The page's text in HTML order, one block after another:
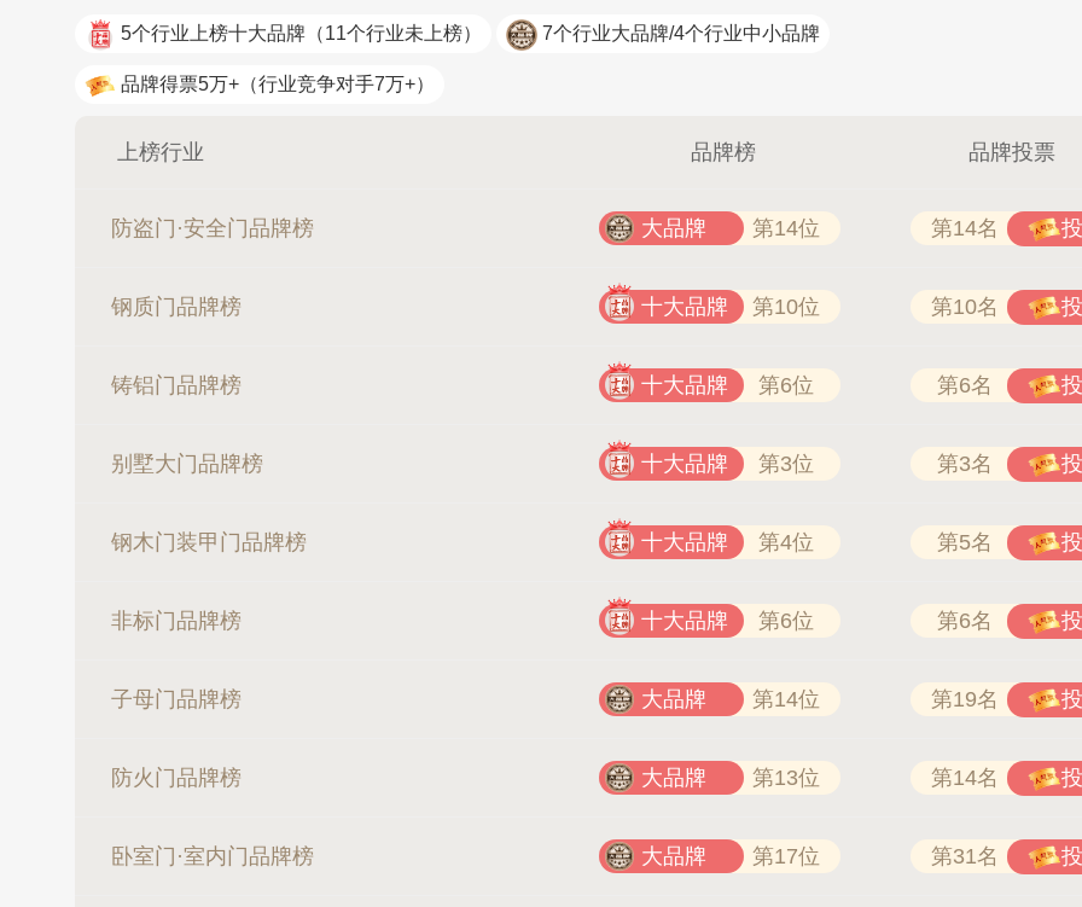
5个行业上榜十大品牌 （11个行业未上榜） 7个行业大品牌/4个行业中小品牌
品牌得票5万+ （行业竞争对手7万+）
上榜行业 品牌榜 品牌投票
防盗门·安全门品牌榜 大品牌 第14位 第14名
钢质门品牌榜 十大品牌 第10位 第10名
铸铝门品牌榜 十大品牌 第6位 第6名
别墅大门品牌榜 十大品牌 第3位 第3名
钢木门装甲门品牌榜 十大品牌 第4位 第5名
非标门品牌榜 十大品牌 第6位 第6名
子母门品牌榜 大品牌 第14位 第19名
防火门品牌榜 大品牌 第13位 第14名
卧室门·室内门品牌榜 大品牌 第17位 第31名